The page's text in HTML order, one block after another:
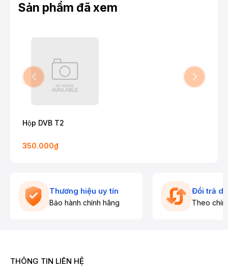
Sản phẩm đã xem
Hộp DVB T2
350.000₫
Thương hiệu uy tín
Bảo hành chính hãng
Đổi trả
Theo
THÔNG TIN LIÊN HỆ